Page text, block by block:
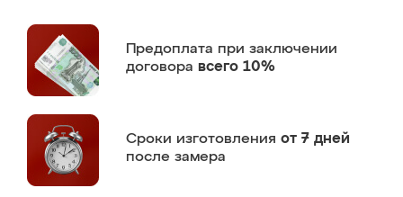
Предоплата при заключении
договора всего 10%
Сроки изготовления от 7 дней
после замера